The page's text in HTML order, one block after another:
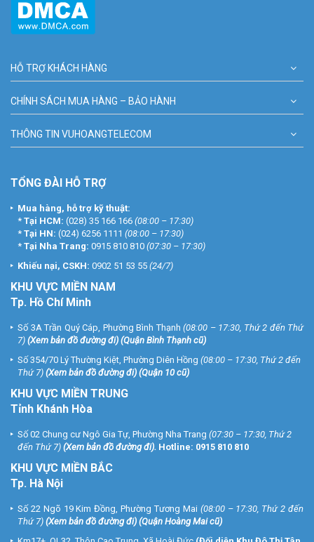
HỖ TRỢ KHÁCH HÀNG
CHÍNH SÁCH MUA HÀNG – BẢO HÀNH
THÔNG TIN VUHOANGTELECOM
TỔNG ĐÀI HỖ TRỢ
Mua hàng, hỗ trợ kỹ thuật:
* Tại HCM: (028) 35 166 166 (08:00 – 17:30)
* Tại HN: (024) 6256 1111 (08:00 – 17:30)
* Tại Nha Trang: 0915 810 810 (07:30 – 17:30)
Khiếu nại, CSKH: 0902 51 53 55 (24/7)
KHU VỰC MIỀN NAM
Tp. Hồ Chí Minh
Số 3A Trần Quý Cáp, Phường Bình Thạnh (08:00 – 17:30, Thứ 2 đến Thứ
7) (Xem bản đồ đường đi) (Quận Bình Thạnh cũ)
Số 354/70 Lý Thường Kiệt, Phường Diên Hồng (08:00 – 17:30, Thứ 2 đến
Thứ 7) (Xem bản đồ đường đi) (Quận 10 cũ)
KHU VỰC MIỀN TRUNG
Tỉnh Khánh Hòa
Số 02 Chung cư Ngô Gia Tự, Phường Nha Trang (07:30 – 17:30, Thứ 2
đến Thứ 7) (Xem bản đồ đường đi). Hotline: 0915 810 810
KHU VỰC MIỀN BẮC
Tp. Hà Nội
Số 22 Ngõ 19 Kim Đồng, Phường Tương Mai (08:00 – 17:30, Thứ 2 đến
Thứ 7) (Xem bản đồ đường đi) (Quận Hoàng Mai cũ)